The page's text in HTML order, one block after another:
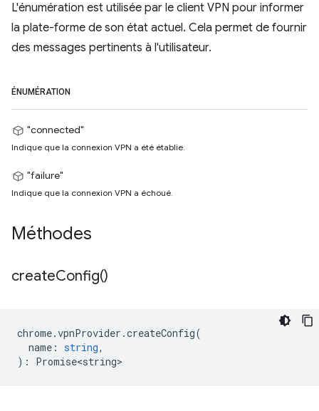
L'énumération est utilisée par le client VPN pour informer
la plate-forme de son état actuel. Cela permet de fournir
des messages pertinents à l'utilisateur.
ÉNUMÉRATION
"connected"
Indique que la connexion VPN a été établie.
"failure"
Indique que la connexion VPN a échoué.
Méthodes
createConfig()
chrome.vpnProvider .createConfig(
name : string,
) : Promise<string>